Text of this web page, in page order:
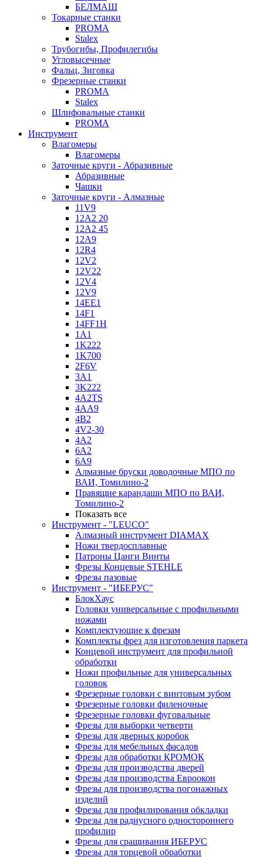
БЕЛМАШ
Токарные станки
PROMA
Stalex
Трубогибы, Профилегибы
Угловысечные
Фальц, Зиговка
Фрезерные станки
PROMA
Stalex
Шлифовальные станки
PROMA
Инструмент
Влагомеры
Влагомеры
Заточные круги - Абразивные
Абразивные
Чашки
Заточные круги - Алмазные
11V9
12A2 20
12A2 45
12A9
12R4
12V2
12V22
12V4
12V9
14EE1
14F1
14FF1H
1A1
1K222
1K700
2F6V
3A1
3K222
4A2TS
4AA9
4B2
4V2-30
4А2
6A2
6A9
Алмазные бруски доводочные МПО по
ВАИ, Томилино-2
Правящие карандаши МПО по ВАИ,
Томилино-2
Показать все
Инструмент - "LEUCO"
Алмазный инструмент DIAMAX
Ножи твердосплавные
Патроны Цанги Винты
Фрезы Концевые STEHLE
Фрезы пазовые
Инструмент - "ИБЕРУС"
БлокХаус
Головки универсальные с профильными
ножами
Комплектующие к фрезам
Комплекты фрез для изготовления паркета
Концевой инструмент для профильной
обработки
Ножи профильные для универсальных
головок
Фрезерные головки с винтовым зубом
Фрезерные головки филеночные
Фрезерные головки фуговальные
Фрезы для выборки четверти
Фрезы для дверных коробок
Фрезы для мебельных фасадов
Фрезы для обработки КРОМОК
Фрезы для производства дверей
Фрезы для производства Евроокон
Фрезы для производства погонажных
изделий
Фрезы для профилирования обкладки
Фрезы для радиусного одностороннего
профилир
Фрезы для сращивания ИБЕРУС
Фрезы для торцевой обработки